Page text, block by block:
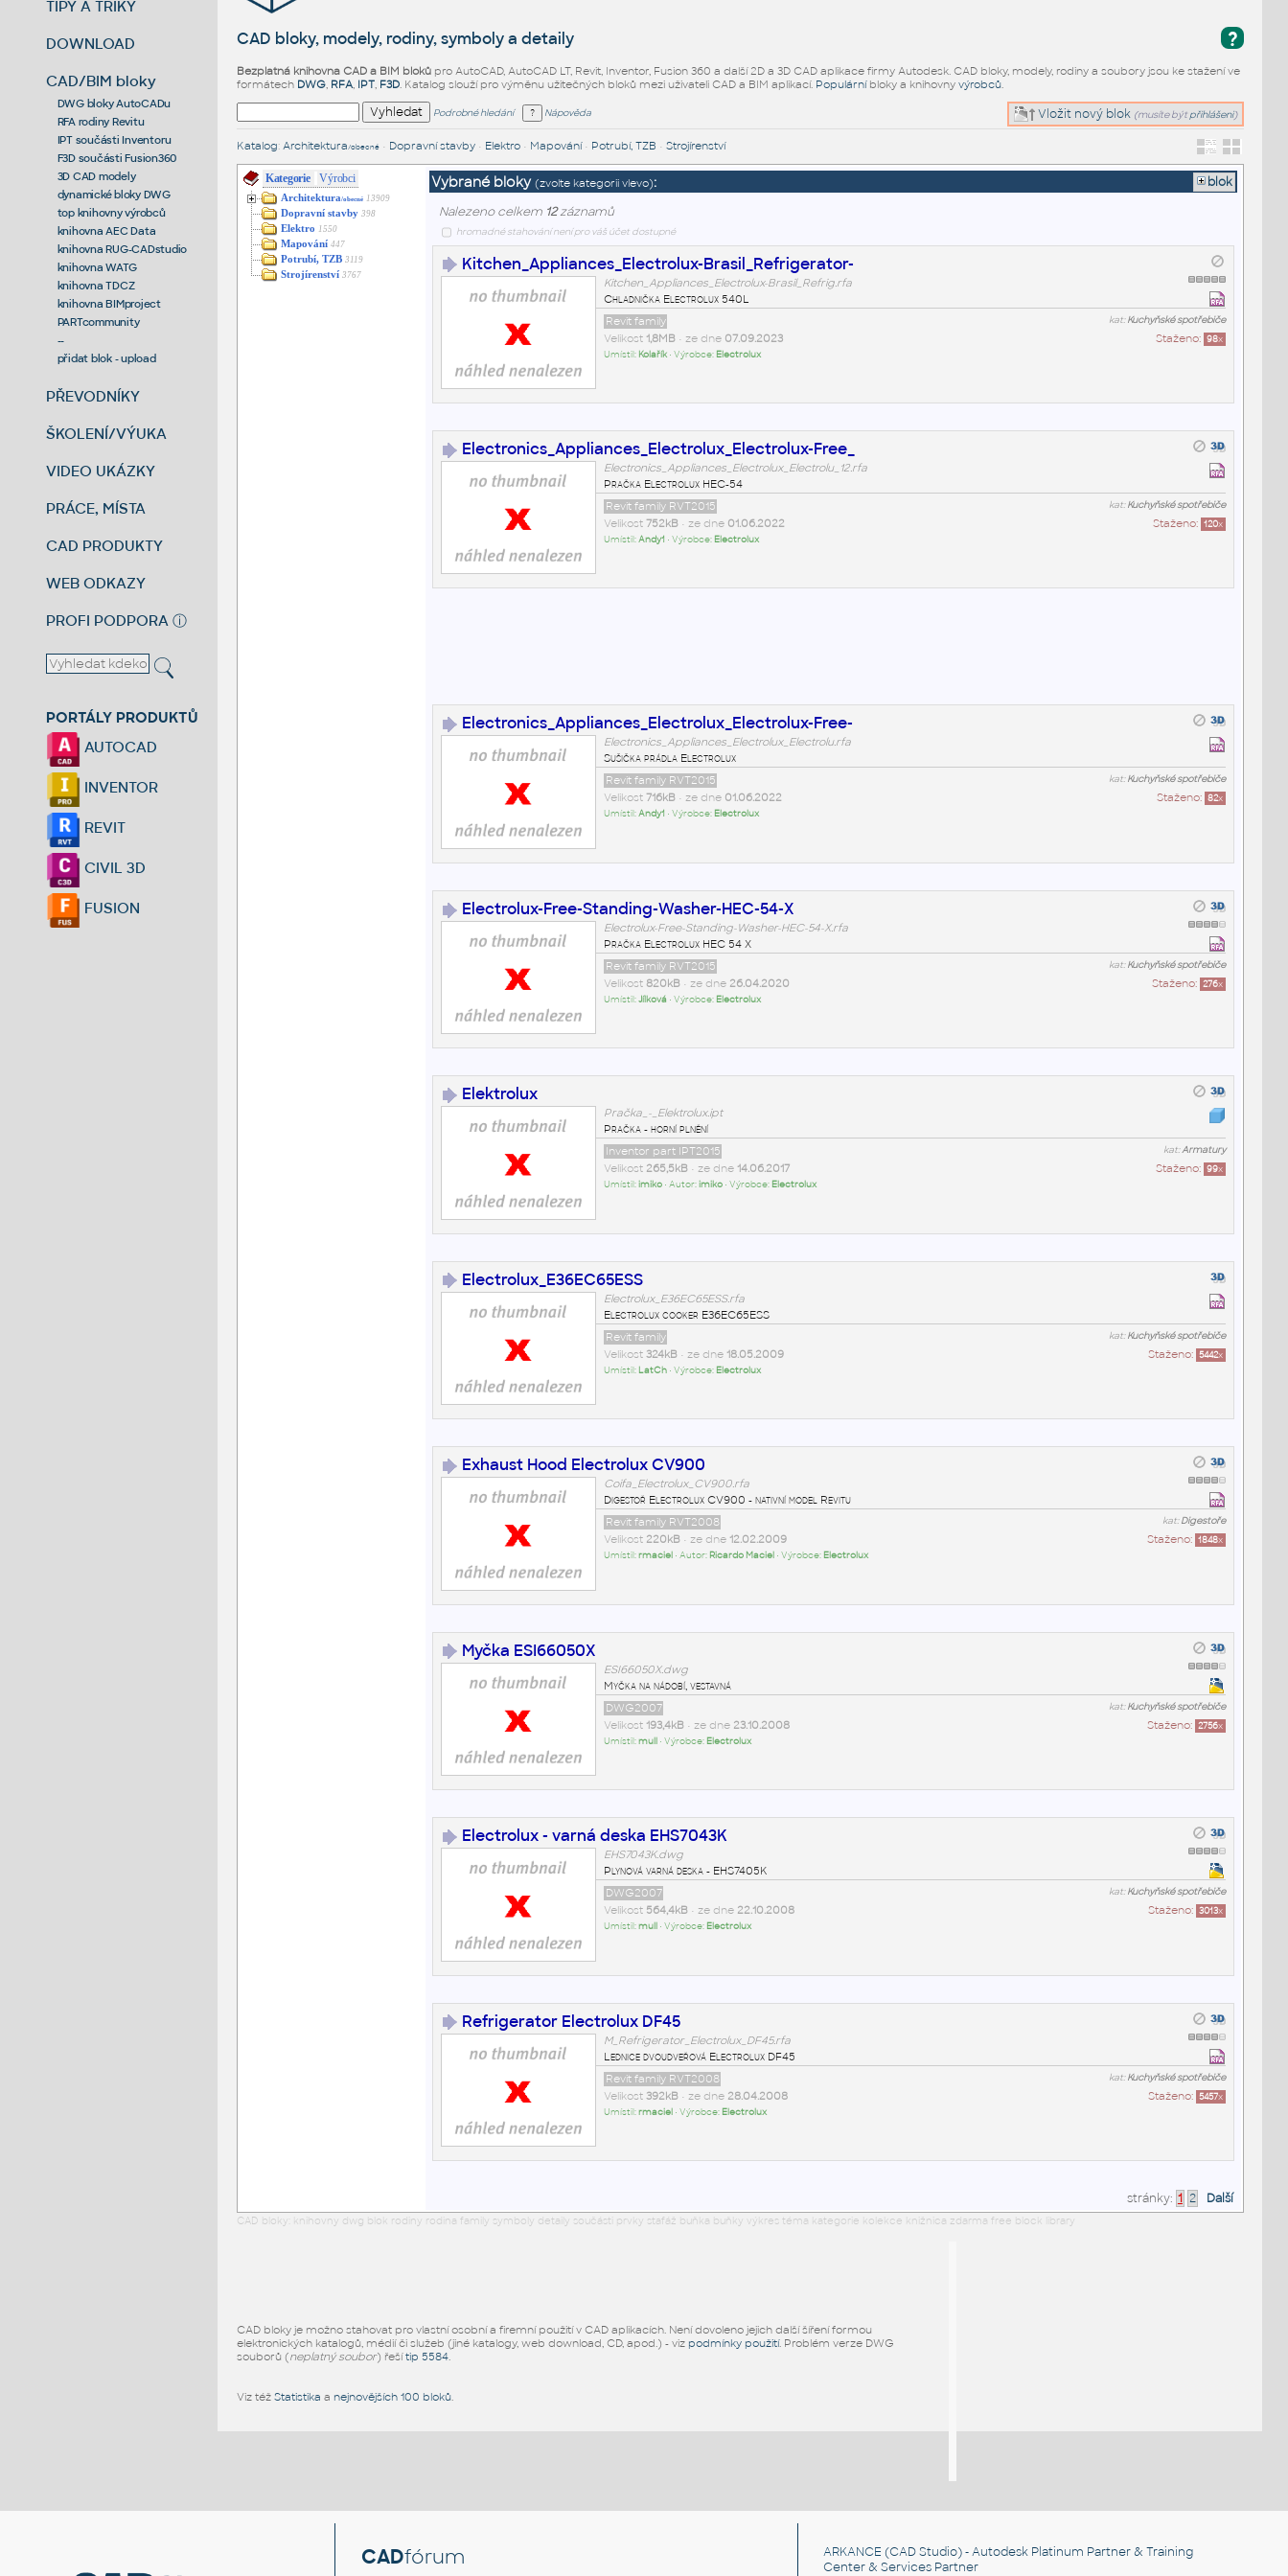
TIPY A TRIKY
DOWNLOAD
CAD/BIM bloky
DWG bloky AutoCADu
RFA rodiny Revitu
IPT součásti Inventoru
F3D součásti Fusion360
3D CAD modely
dynamické bloky DWG
top knihovny výrobců
knihovna AEC Data
knihovna RUG-CADstudio
knihovna WATG
knihovna TDCZ
knihovna BIMproject
PARTcommunity
--
přidat blok - upload
PŘEVODNÍKY
ŠKOLENÍ/VÝUKA
VIDEO UKÁZKY
PRÁCE, MÍSTA
CAD PRODUKTY
WEB ODKAZY
PROFI PODPORA ⓘ
PORTÁLY PRODUKTŮ
AUTOCAD
INVENTOR
REVIT
CIVIL 3D
FUSION
?
CAD bloky, modely, rodiny, symboly a detaily
Bezplatná knihovna CAD a BIM blokůpro AutoCAD, AutoCAD LT, Revit, Inventor, Fusion 360 a další 2D a 3D CAD aplikace firmy Autodesk. CAD bloky, modely, rodiny a soubory jsou ke stažení ve
formátech DWG, RFA, IPT, F3D. Katalog slouží pro výměnu užitečných bloků mezi uživateli CAD a BIM aplikací. Populárníbloky a knihovny výrobců.
Vložit nový blok (musíte být přihlášeni)
Podrobné hledání Nápověda
Katalog: Architektura /obecné• Dopravní stavby• Elektro• Mapování• Potrubí, TZB • Strojírenství
Kategorie Výrobci
Architektura/obecné 13909
Dopravní stavby 398
Elektro 1550
Mapování 447
Potrubí, TZB 3119
Strojírenství 3767
Vybrané bloky (zvolte kategorii vlevo):
blok
Nalezeno celkem 12záznamů
hromadné stahování není pro váš účet dostupné
Kitchen_Appliances_Electrolux-Brasil_Refrigerator-
Kitchen_Appliances_Electrolux-Brasil_Refrig.rfa
Chladnička Electrolux 540L
kat:Kuchyňské spotřebiče
Revit family
Staženo: 98x
Velikost 1,8MB• ze dne 07.09.2023
Umístil: Kolařík• Výrobce: Electrolux
Electronics_Appliances_Electrolux_Electrolux-Free_
Electronics_Appliances_Electrolux_Electrolu_12.rfa
Pračka Electrolux HEC-54
kat:Kuchyňské spotřebiče
Revit family RVT2015
Staženo: 120x
Velikost 752kB• ze dne 01.06.2022
Umístil:Andy1 • Výrobce: Electrolux
Electronics_Appliances_Electrolux_Electrolux-Free-
Electronics_Appliances_Electrolux_Electrolu.rfa
Sušička prádla Electrolux
kat:Kuchyňské spotřebiče
Revit family RVT2015
Staženo: 82x
Velikost 716kB• ze dne 01.06.2022
Umístil:Andy1 • Výrobce: Electrolux
Electrolux-Free-Standing-Washer-HEC-54-X
Electrolux-Free-Standing-Washer-HEC-54-X.rfa
Pračka Electrolux HEC 54 X
kat:Kuchyňské spotřebiče
Revit family RVT2015
Staženo: 276x
Velikost 820kB• ze dne 26.04.2020
Umístil:Jílková • Výrobce: Electrolux
Elektrolux
Pračka_-_Elektrolux.ipt
Pračka - horní plnění
kat:Armatury
Inventor part IPT2015
Staženo: 99x
Velikost 265,5kB• ze dne 14.06.2017
Umístil:imiko• Autor:imiko• Výrobce: Electrolux
Electrolux_E36EC65ESS
Electrolux_E36EC65ESS.rfa
Electrolux cooker E36EC65ESS
kat:Kuchyňské spotřebiče
Revit family
Staženo: 5442x
Velikost 324kB• ze dne 18.05.2009
Umístil: LatCh• Výrobce: Electrolux
Exhaust Hood Electrolux CV900
Coifa_Electrolux_CV900.rfa
Digestoř Electrolux CV900 - nativní model Revitu
kat:Digestoře
Revit family RVT2008
Staženo: 1848x
Velikost 220kB• ze dne 12.02.2009
Umístil:rmaciel • Autor: Ricardo Maciel • Výrobce: Electrolux
Myčka ESI66050X
ESI66050X.dwg
Myčka na nádobí, vestavná
kat:Kuchyňské spotřebiče
DWG2007
Staženo: 2756x
Velikost 193,4kB• ze dne 23.10.2008
Umístil:mull• Výrobce: Electrolux
Electrolux - varná deska EHS7043K
EHS7043K.dwg
Plynová varná deska - EHS7405K
kat:Kuchyňské spotřebiče
DWG2007
Staženo: 3013x
Velikost 564,4kB• ze dne 22.10.2008
Umístil:mull• Výrobce: Electrolux
Refrigerator Electrolux DF45
M_Refrigerator_Electrolux_DF45.rfa
Lednice dvoudveřová Electrolux DF45
kat:Kuchyňské spotřebiče
Revit family RVT2008
Staženo: 5457x
Velikost 392kB• ze dne 28.04.2008
Umístil:rmaciel• Výrobce: Electrolux
stránky: 1 2 Další
CAD bloky: knihovny dwg blok rodiny rodina family symboly detaily součásti prvky stafáž buňka buňky výkres téma kategorie kolekce knižnica zdarma free block library
CAD bloky je možno stahovat pro vlastní osobní a firemní použití v CAD aplikacích. Není dovoleno jejich další šíření formou
elektronických katalogů, médií či služeb (jiné katalogy, web download, CD, apod.) - viz podmínky použití. Problém verze DWG
souborů (neplatný soubor) řešítip 5584.
Viz též Statistika a nejnovějších 100 bloků.
CADfórum ARKANCE (CAD Studio) - Autodesk Platinum Partner & Training
Center & Services Partner